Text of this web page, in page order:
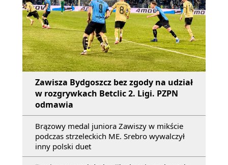
Zawisza Bydgoszcz bez zgody na udział
w rozgrywkach Betclic 2. Ligi. PZPN
odmawia
Brązowy medal juniora Zawiszy w mikście
podczas strzeleckich ME. Srebro wywalczył
inny polski duet